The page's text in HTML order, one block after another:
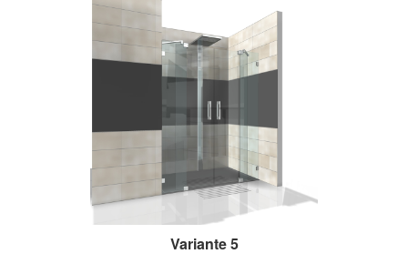
Variante 5